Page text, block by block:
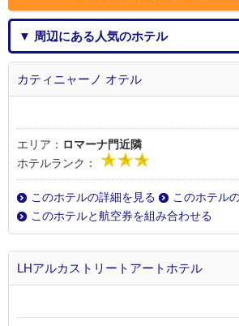
▼ 周辺にある人気のホテル
カティニャーノ オテル
エリア： ロマーナ門近隣
ホテルランク：
このホテルの詳細を見る
このホテル
このホテルと航空券を組み合わせる
LHアルカストリートアートホテル